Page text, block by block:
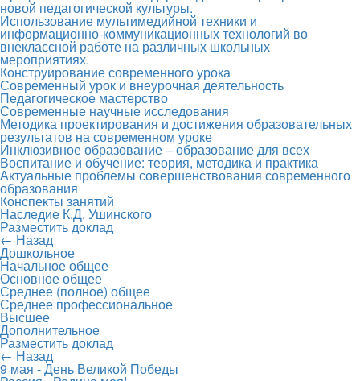
новой педагогической культуры.
Использование мультимедийной техники и
информационно-коммуникационных технологий во
внеклассной работе на различных школьных
мероприятиях.
Конструирование современного урока
Современный урок и внеурочная деятельность
Педагогическое мастерство
Современные научные исследования
Методика проектирования и достижения образовательных
результатов на современном уроке
Инклюзивное образование – образование для всех
Воспитание и обучение: теория, методика и практика
Актуальные проблемы совершенствования современного
образования
Конспекты занятий
Наследие К.Д. Ушинского
Разместить доклад
← Назад
Дошкольное
Начальное общее
Основное общее
Среднее (полное) общее
Среднее профессиональное
Высшее
Дополнительное
Разместить доклад
← Назад
9 мая - День Великой Победы